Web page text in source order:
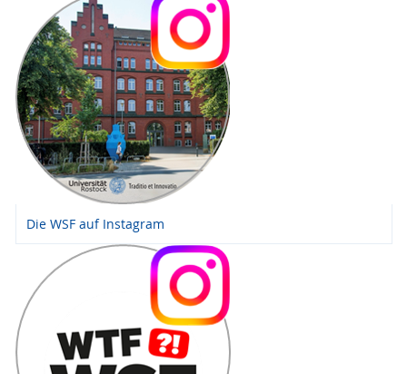
Die WSF auf Instagram